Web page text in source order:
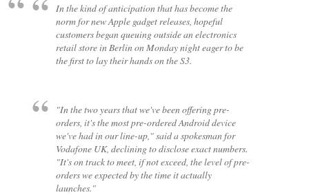
In the kind of anticipation that has become the
norm for new Apple gadget releases, hopeful
customers began queuing outside an electronics
retail store in Berlin on Monday night eager to be
the first to lay their hands on the S3.
"In the two years that we've been offering pre-
orders, it's the most pre-ordered Android device
we've had in our line-up," said a spokesman for
Vodafone UK, declining to disclose exact numbers.
"It's on track to meet, if not exceed, the level of pre-
orders we expected by the time it actually
launches."